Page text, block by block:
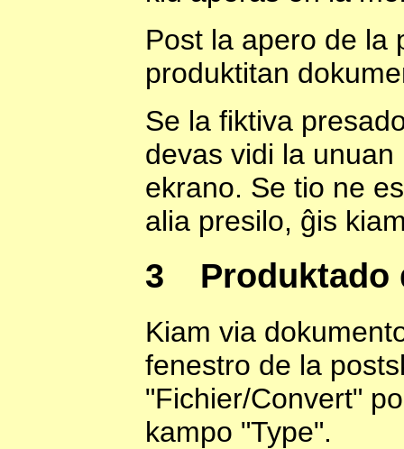
Post la apero de la
produktitan
Se la fiktiva
devas vidi la
ekrano. Se tio ne
alia presilo, ĝis
3 Produktado
Kiam via
fenestro de la
"Fichier/Convert"
kampo "Type".